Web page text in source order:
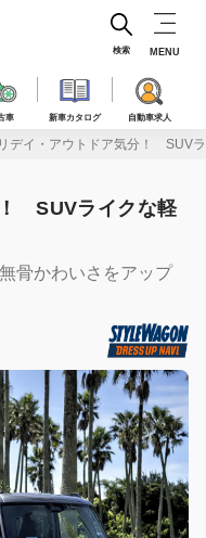
車 新車カタログ 自動車求人
検索 MENU
デイ・アウトドア気分！ SUV
SUVライクな軽
骨かわいさをアップ